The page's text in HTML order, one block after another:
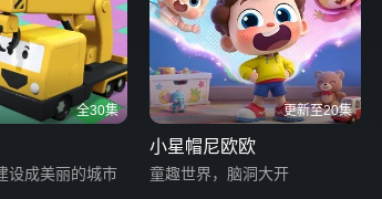
全30集
设成美丽的城市
更新至20集
小星帽尼欧欧
童趣世界，脑洞大开